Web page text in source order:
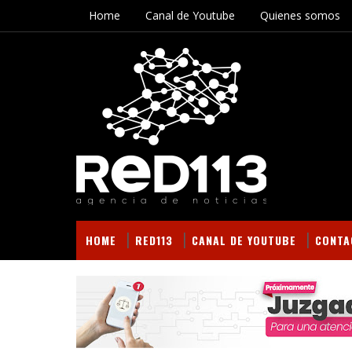
Home Canal de Youtube Quienes somos
HOME RED113 CANAL DE YOUTUBE